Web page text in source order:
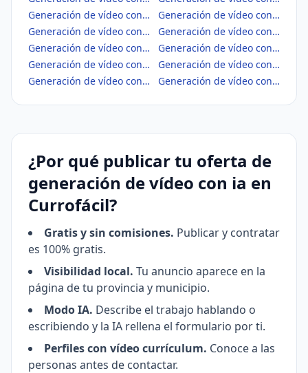
Generación de vídeo con IA en Segovia
Generación de vídeo con IA en Sevilla
Generación de vídeo con IA en Soria
Generación de vídeo con IA en Tarragona
Generación de vídeo con IA en Teruel
Generación de vídeo con IA en Toledo
Generación de vídeo con IA en Valencia/València
Generación de vídeo con IA en Valladolid
Generación de vídeo con IA en Zamora
Generación de vídeo con IA en Zaragoza
¿Por qué publicar tu oferta de
generación de vídeo con ia en
Currofácil?
Gratis y sin comisiones. Publicar y contratar
es 100% gratis.
Visibilidad local. Tu anuncio aparece en la
página de tu provincia y municipio.
Modo IA. Describe el trabajo hablando o
escribiendo y la IA rellena el formulario por ti.
Perfiles con vídeo currículum. Conoce a las
personas antes de contactar.